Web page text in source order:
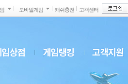
모바일게임 캐쉬충전 고객센터